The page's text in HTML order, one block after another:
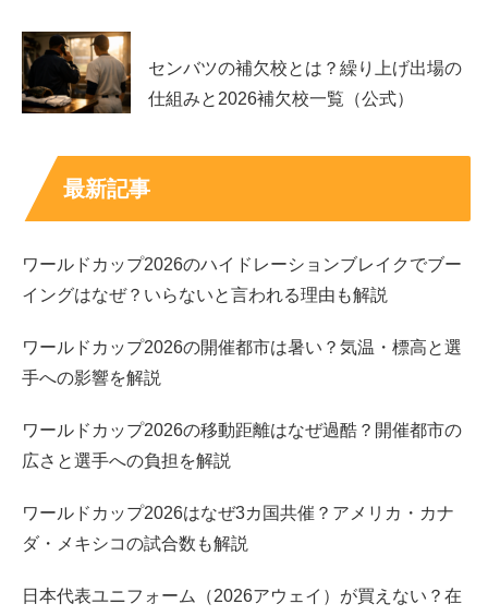
りわかります。
デビューのきっかけと活動の始まり
工藤美桜さんは、モデル活動をきっかけに芸能活動を始め
た人物として知られています。若い頃から表に立つ仕事を
げていきました。
ースト」では深海カノン役を演じ、女優としての存在感を
高めました。
特撮作品は子どもから大人まで幅広い世代に届くため、若
工藤美桜さんもこの出演を通して、名前を知った人が増え
力をあわせ持っていることが、工藤美桜さんの大きな魅力
センバツの補欠校とは？繰り上げ出場の
仕組みと2026補欠校一覧（公式）
最新記事
ワールドカップ2026のハイドレーションブレイクでブー
イングはなぜ？いらないと言われる理由も解説
ワールドカップ2026の開催都市は暑い？気温・標高と選
手への影響を解説
ワールドカップ2026の移動距離はなぜ過酷？開催都市の
広さと選手への負担を解説
ワールドカップ2026はなぜ3カ国共催？アメリカ・カナ
ダ・メキシコの試合数も解説
日本代表ユニフォーム（2026アウェイ）が買えない？在